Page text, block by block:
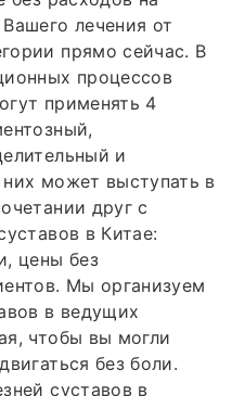
лечения от
прямо сейчас. В
процессов
применять 4
и
может выступать в
друг с
в Китае:
цены без
Мы организуем
в ведущих
чтобы вы могли
без боли.
суставов в